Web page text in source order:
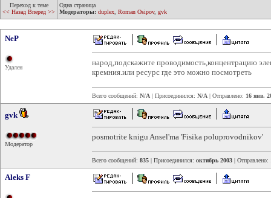
Переход к теме
<< Назад Вперед >>
Одна страница
Модераторы: duplex Roman Osipov, gvk
NeP
Удален
народ,подскажите проводимость,концентрацию
кремния.или ресурс где это можно посмотреть
Всего сообщений: N/A | Присоединился: N/A | Отправлено: 16 янв.
gvk
Модератор
posmotrite knigu Ansel'ma 'Fisika poluprovodnikov'
Всего сообщений: 835 | Присоединился: октябрь 2003 | Отправлено:
Aleks F